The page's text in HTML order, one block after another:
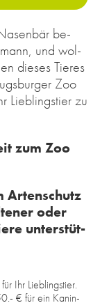
be­
und wol­
die­ses Tie­res
Zoo
Lieb­lings­tier zu
zum Zoo
Ar­ten­schutz
oder
un­ter­stüt­
Ihr Lieb­lings­tier.
€ für ein Ka­nin­